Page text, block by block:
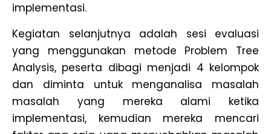
implementasi.
Kegiatan selanjutnya adalah sesi evaluasi
yang menggunakan metode Problem Tree
Analysis, peserta dibagi menjadi 4 kelompok
dan diminta untuk menganalisa masalah
masalah yang mereka alami ketika
implementasi, kemudian mereka mencari